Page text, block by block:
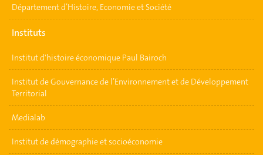
Département d’Histoire, Economie et Société
Instituts
Institut d'histoire économique Paul Bairoch
Institut de Gouvernance de l’Environnement et de Développement
Territorial
Medialab
Institut de démographie et socioéconomie